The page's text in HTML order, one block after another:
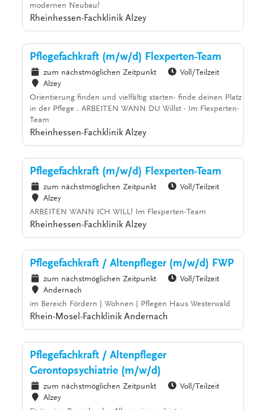
modernen Neubau!
Rheinhessen-Fachklinik Alzey
Pflegefachkraft (m/w/d) Flexperten-Team
zum nächstmöglichen Zeitpunkt
Voll/Teilzeit
Alzey
Orientierung finden und vielfältig starten- finde deinen Platz
in der Pflege . ARBEITEN WANN DU Willst - Im Flexperten-
Team
Rheinhessen-Fachklinik Alzey
Pflegefachkraft (m/w/d) Flexperten-Team
zum nächstmöglichen Zeitpunkt
Voll/Teilzeit
Alzey
ARBEITEN WANN ICH WILL! Im Flexperten-Team
Rheinhessen-Fachklinik Alzey
Pflegefachkraft / Altenpfleger (m/w/d) FWP
zum nächstmöglichen Zeitpunkt
Voll/Teilzeit
Andernach
im Bereich Fördern | Wohnen | Pflegen Haus Westerwald
Rhein-Mosel-Fachklinik Andernach
Pflegefachkraft / Altenpfleger
Gerontopsychiatrie (m/w/d)
zum nächstmöglichen Zeitpunkt
Voll/Teilzeit
Alzey